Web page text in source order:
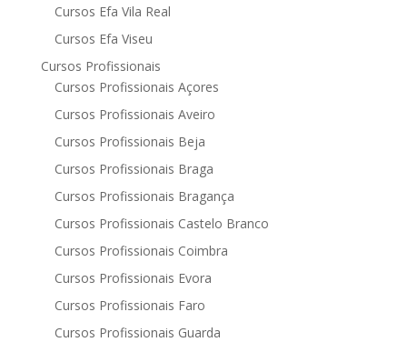
Cursos Efa Vila Real
Cursos Efa Viseu
Cursos Profissionais
Cursos Profissionais Açores
Cursos Profissionais Aveiro
Cursos Profissionais Beja
Cursos Profissionais Braga
Cursos Profissionais Bragança
Cursos Profissionais Castelo Branco
Cursos Profissionais Coimbra
Cursos Profissionais Evora
Cursos Profissionais Faro
Cursos Profissionais Guarda